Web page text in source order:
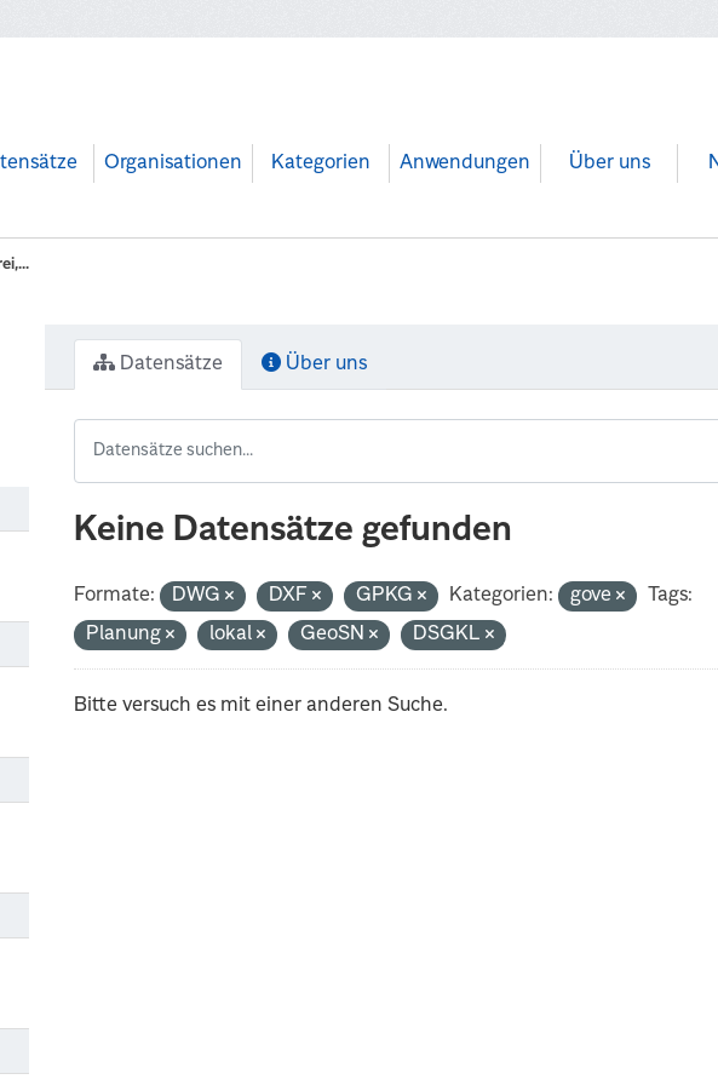
Organisationen Kategorien Anwendungen Über uns
Datensätze Über uns
Keine Datensätze gefunden
Formate: DWG DXF GPKG Kategorien: gove
Tags:
Planung
lokal GeoSN DSGKL
Bitte versuch es mit einer anderen Suche.